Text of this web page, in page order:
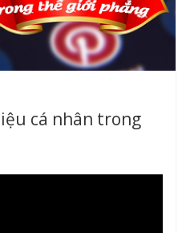
cá nhân trong